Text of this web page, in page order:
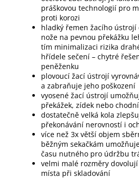
práškovou technologií pro
proti korozi
hladký řemen žacího
nože na pevnou překážku
tím minimalizaci rizika
hřídele sečení – chytré
peněženku
plovoucí žací ústrojí
a zabraňuje jeho poškození
vyosené žací ústrojí
překážek, zídek nebo
dostatečně velká kola
překonávání nerovností i
více než 3x větší objem
běžným sekačkám
času nutného pro údržbu
velmi malé rozměry
místa při skladování